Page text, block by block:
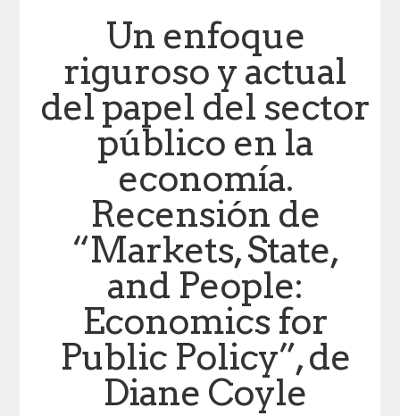
Un enfoque
riguroso y actual
del papel del sector
público en la
economía.
Recensión de
“Markets, State,
and People:
Economics for
Public Policy”, de
Diane Coyle